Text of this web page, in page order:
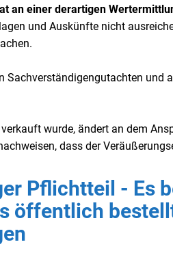
an einer derartigen
und Auskünfte nicht
Sachverständigengutachten und
wurde, ändert an dem
dass der
Pflichtteil - Es
öffentlich